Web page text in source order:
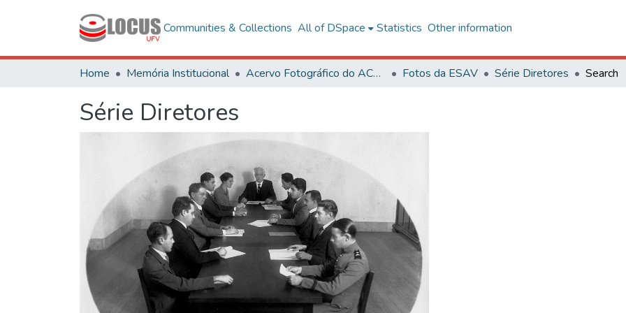
Communities & Collections All of DSpace Statistics Other information
Home Memória Institucional Acervo Fotográfico do ACH-UFV Fotos da ESAV Série Diretores Search
Série Diretores